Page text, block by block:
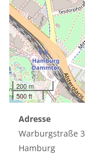
200 m
500 ft
Adresse
Warburgstraße
Hamburg